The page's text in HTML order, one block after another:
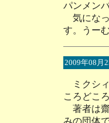
パンメン
気になっ
す。うー
2009年08月
ミクシィ
ころどこ
著者は齋
みの団体